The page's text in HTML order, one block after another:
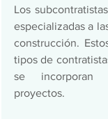
Los
especializadas a
construcción.
tipos de
se incorporan
proyectos.